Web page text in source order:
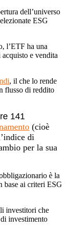
dell’universo
ESG
l’ETF ha una
e vendita
, il che lo rende
flusso di reddito
141
(cioè
di
per la sua
è la
base ai criteri ESG
investitori che
investimento